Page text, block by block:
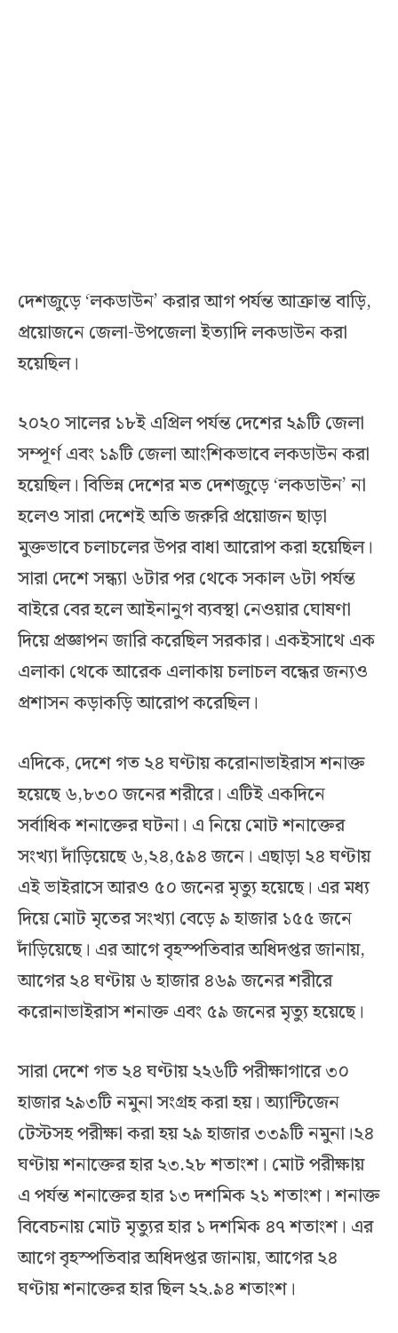
দেশজুড়ে ‘লকডাউন’ করার আগ পর্যন্ত আক্রান্ত বাড়ি,
প্রয়োজনে জেলা-উপজেলা ইত্যাদি লকডাউন করা
হয়েছিল।
২০২০ সালের ১৮ই এপ্রিল পর্যন্ত দেশের ২৯টি জেলা
সম্পূর্ণ এবং ১৯টি জেলা আংশিকভাবে লকডাউন করা
হয়েছিল। বিভিন্ন দেশের মত দেশজুড়ে ‘লকডাউন’ না
হলেও সারা দেশেই অতি জরুরি প্রয়োজন ছাড়া
মুক্তভাবে চলাচলের উপর বাধা আরোপ করা হয়েছিল।
সারা দেশে সন্ধ্যা ৬টার পর থেকে সকাল ৬টা পর্যন্ত
বাইরে বের হলে আইনানুগ ব্যবস্থা নেওয়ার ঘোষণা
দিয়ে প্রজ্ঞাপন জারি করেছিল সরকার। একইসাথে এক
এলাকা থেকে আরেক এলাকায় চলাচল বন্ধের জন্যও
প্রশাসন কড়াকড়ি আরোপ করেছিল।
এদিকে, দেশে গত ২৪ ঘণ্টায় করোনাভাইরাস শনাক্ত
হয়েছে ৬,৮৩০ জনের শরীরে। এটিই একদিনে
সর্বাধিক শনাক্তের ঘটনা। এ নিয়ে মোট শনাক্তের
সংখ্যা দাঁড়িয়েছে ৬,২৪,৫৯৪ জনে। এছাড়া ২৪ ঘণ্টায়
এই ভাইরাসে আরও ৫০ জনের মৃত্যু হয়েছে। এর মধ্য
দিয়ে মোট মৃতের সংখ্যা বেড়ে ৯ হাজার ১৫৫ জনে
দাঁড়িয়েছে। এর আগে বৃহস্পতিবার অধিদপ্তর জানায়,
আগের ২৪ ঘণ্টায় ৬ হাজার ৪৬৯ জনের শরীরে
করোনাভাইরাস শনাক্ত এবং ৫৯ জনের মৃত্যু হয়েছে।
সারা দেশে গত ২৪ ঘণ্টায় ২২৬টি পরীক্ষাগারে ৩০
হাজার ২৯৩টি নমুনা সংগ্রহ করা হয়। অ্যান্টিজেন
টেস্টসহ পরীক্ষা করা হয় ২৯ হাজার ৩৩৯টি নমুনা।২৪
ঘণ্টায় শনাক্তের হার ২৩.২৮ শতাংশ। মোট পরীক্ষায়
এ পর্যন্ত শনাক্তের হার ১৩ দশমিক ২১ শতাংশ। শনাক্ত
বিবেচনায় মোট মৃত্যুর হার ১ দশমিক ৪৭ শতাংশ। এর
আগে বৃহস্পতিবার অধিদপ্তর জানায়, আগের ২৪
ঘণ্টায় শনাক্তের হার ছিল ২২.৯৪ শতাংশ।